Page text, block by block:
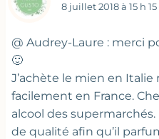
8 juillet 2018 à 15 h
@ Audrey-Laure : merci
🙂
J’achète le mien en
facilement en France.
alcool des
de qualité afin qu’il